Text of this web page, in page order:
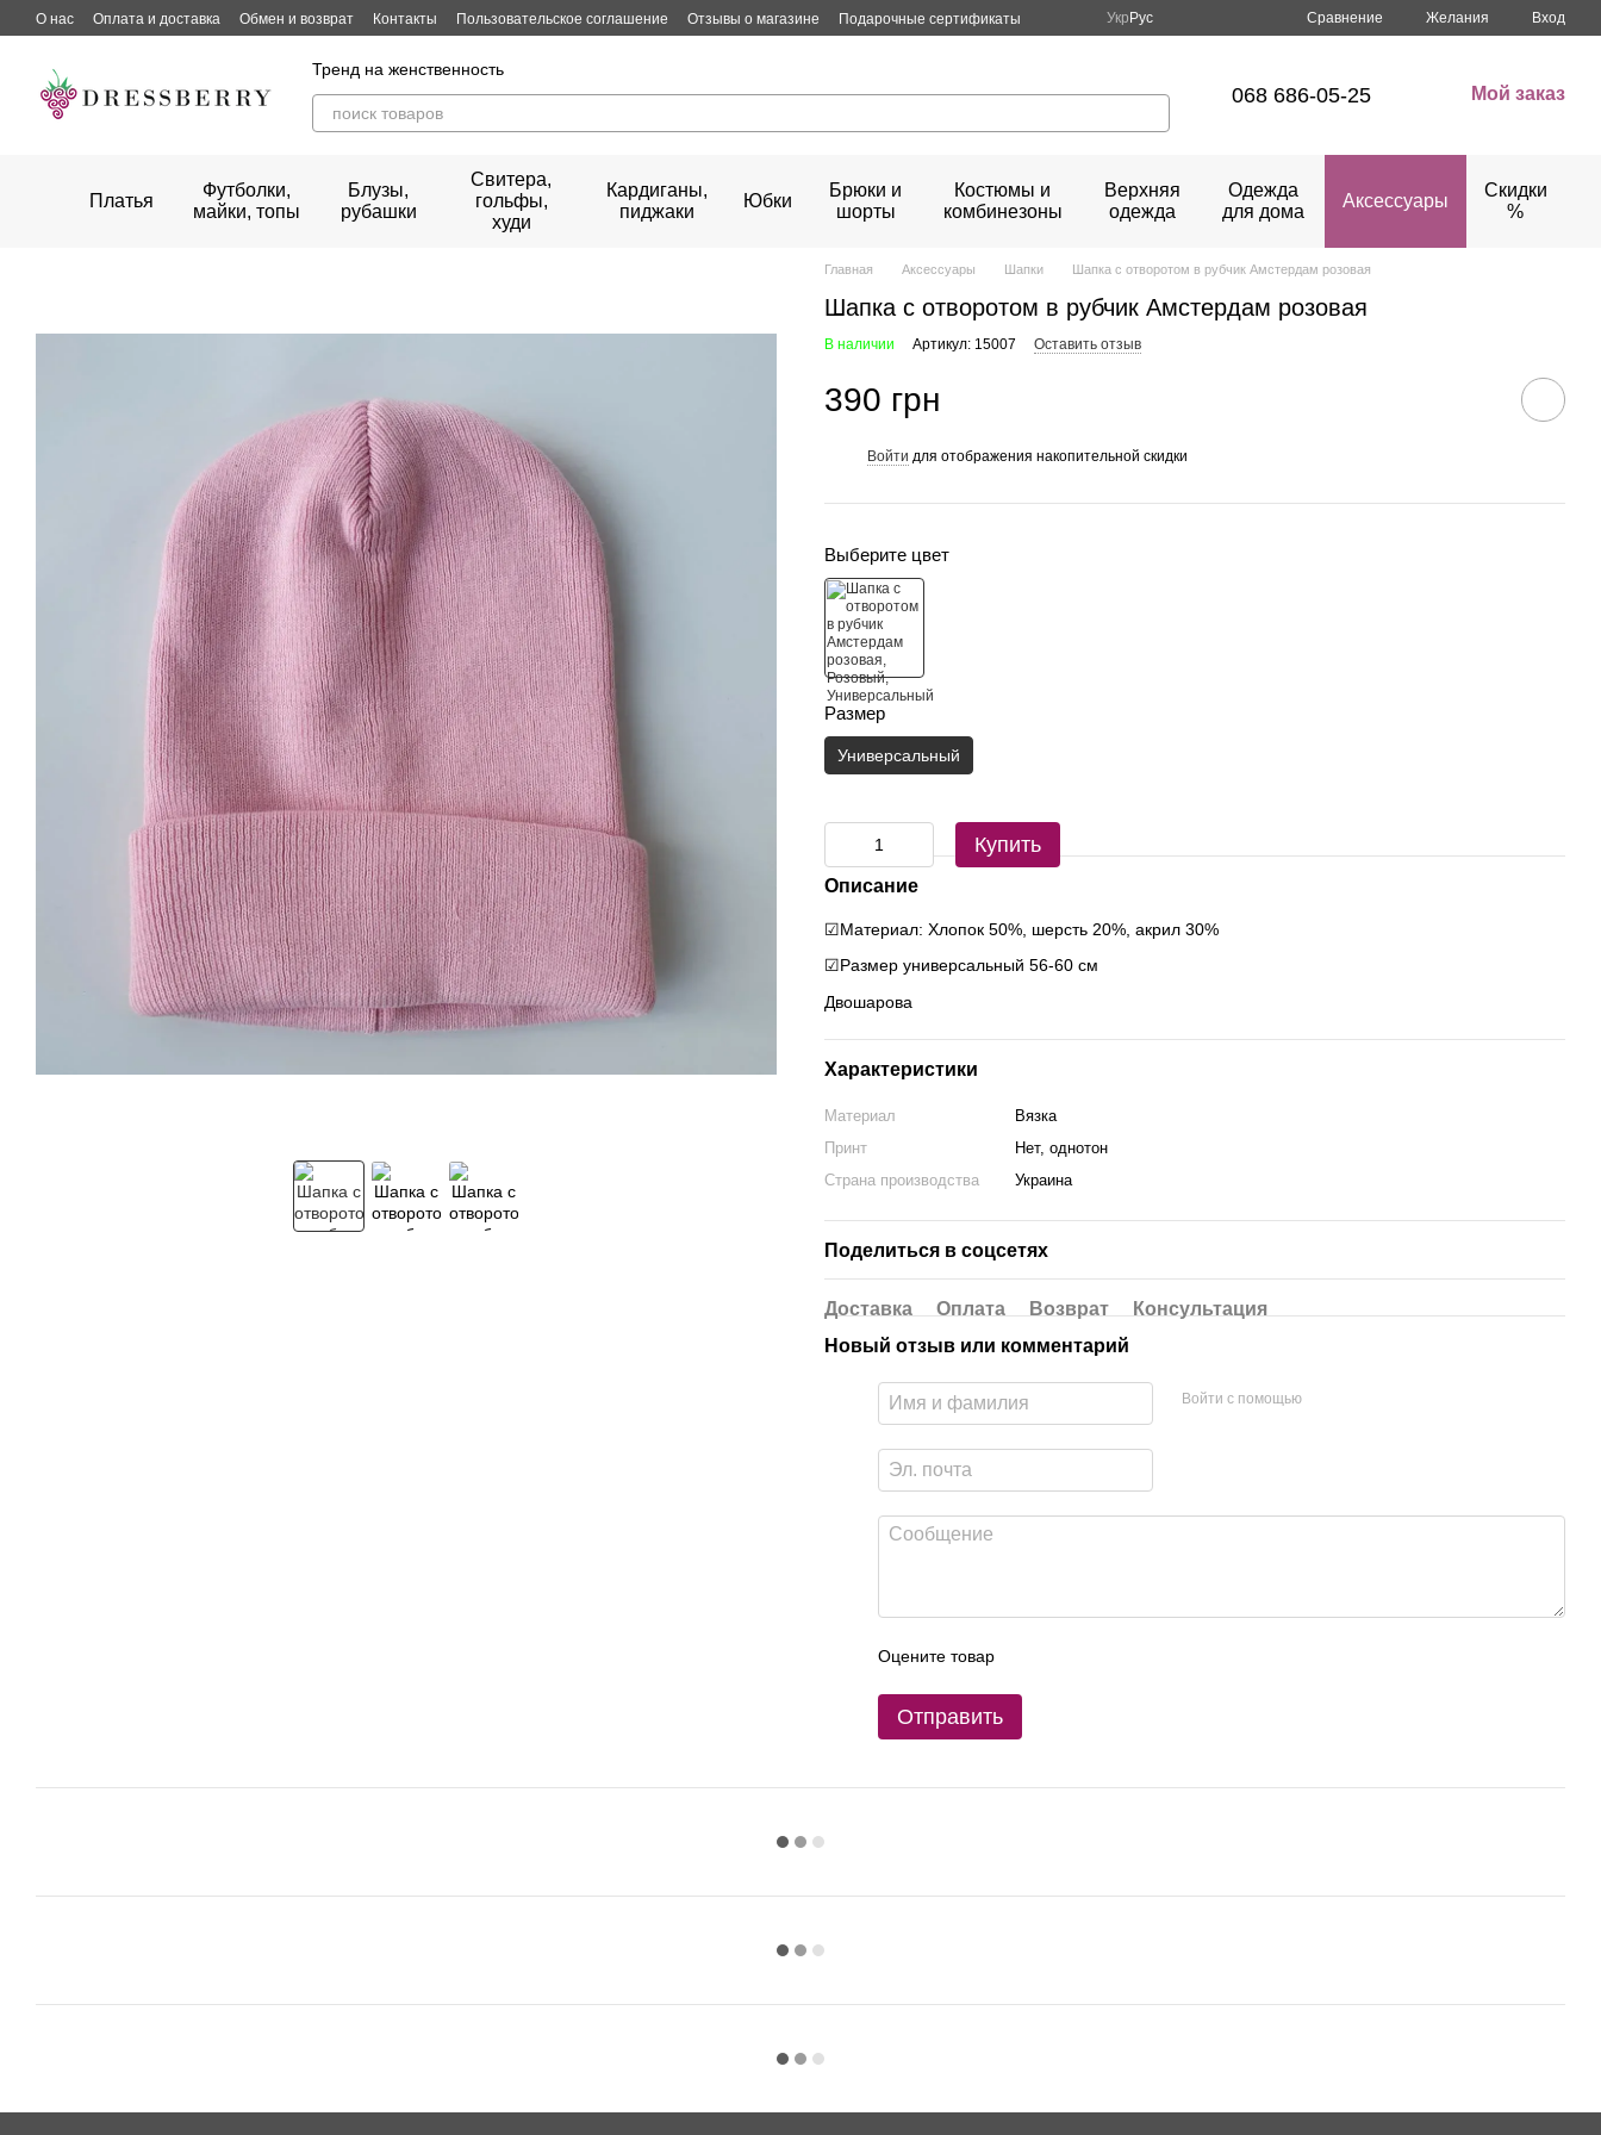
Перейти к основному контенту
О нас Оплата и доставка Обмен и возврат Контакты Пользовательское соглашение Отзывы о магазине Подарочные сертификаты Укр Рус Сравнение Желания Вход
Тренд на женственность
068 686-05-25 Мой заказ
Платья
Футболки,
майки, топы
Блузы,
рубашки
Свитера,
гольфы,
худи
Кардиганы,
пиджаки
Юбки
Брюки и
шорты
Костюмы и
комбинезоны
Верхняя
одежда
Одежда
для дома
Аксессуары
Скидки
%
Главная Аксессуары Шапки Шапка с отворотом в рубчик Амстердам розовая
Шапка с отворотом в рубчик Амстердам розовая
В наличии Артикул: 15007 Оставить отзыв
390 грн
Войти для отображения накопительной скидки
Выберите цвет
Размер
Универсальный
Купить
Описание
☑Материал: Хлопок 50%, шерсть 20%, акрил 30%
☑Размер универсальный 56-60 см
Двошарова
Характеристики
Материал
Вязка
Принт
Нет, однотон
Страна производства
Украина
Поделиться в соцсетях
Доставка Оплата Возврат
Консультация
Новый отзыв или комментарий
Войти с помощью
Оцените товар
Отправить